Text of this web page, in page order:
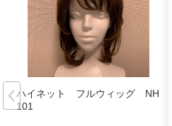
ハイネット フルウィッグ NH
101